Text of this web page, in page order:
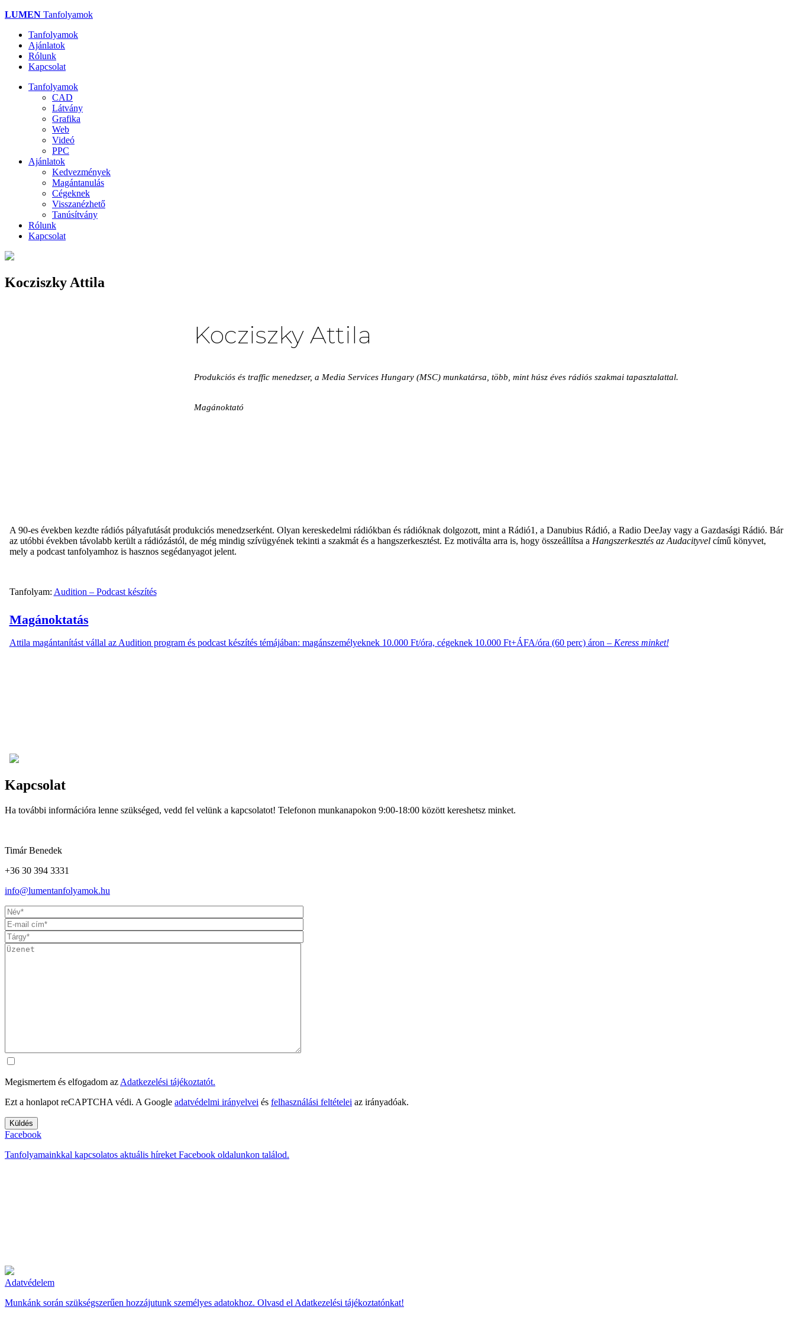
Ugrás
tartalomra
LUMEN Tanfolyamok
Tanfolyamok
Ajánlatok
Rólunk
Kapcsolat
beloldal
Tanfolyamok
CAD
Látvány
Grafika
Web
Videó
PPC
Ajánlatok
Kedvezmények
Magántanulás
Cégeknek
Visszanézhető
Tanúsítvány
Rólunk
Kapcsolat
Kocziszky Attila
Kocziszky Attila
Produkciós és traffic menedzser, a Media Services Hungary (MSC) munkatársa, több, mint húsz éves rádiós szakmai tapasztalattal.
Magánoktató
A 90-es években kezdte rádiós pályafutását produkciós menedzserként. Olyan kereskedelmi rádiókban és rádióknak dolgozott, mint a Rádió1, a Danubius Rádió, a Radio DeeJay vagy a Gazdasági Rádió. Bár
az utóbbi években távolabb került a rádiózástól, de még mindig szívügyének tekinti a szakmát és a hangszerkesztést. Ez motiválta arra is, hogy összeállítsa a Hangszerkesztés az Audacityvelcímű könyvet,
mely a podcast tanfolyamhoz is hasznos segédanyagot jelent.
Tanfolyam: Audition – Podcast készítés
Magánoktatás
Attila magántanítást vállal az Audition program és podcast készítés témájában: magánszemélyeknek 10.000 Ft/óra, cégeknek 10.000 Ft+ÁFA/óra (60 perc) áron – Keress minket!
Kapcsolat
Ha további információra lenne szükséged, vedd fel velünk a kapcsolatot! Telefonon munkanapokon 9:00-18:00 között kereshetsz minket.
Timár Benedek
+36 30 394 3331
info@lumentanfolyamok.hu
Megismertem és elfogadom az Adatkezelési tájékoztatót.
Ezt a honlapot reCAPTCHA védi. A Google adatvédelmi irányelvei és felhasználási feltételei az irányadóak.
Facebook
Tanfolyamainkkal kapcsolatos aktuális híreket Facebook oldalunkon találod.
Adatvédelem
Munkánk során szükségszerűen hozzájutunk személyes adatokhoz. Olvasd el Adatkezelési tájékoztatónkat!